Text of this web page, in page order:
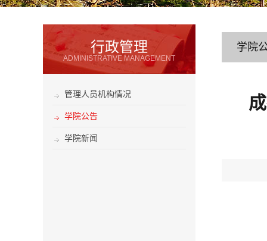
行政管理
ADMINISTRATIVE MANAGEMENT
管理人员机构情况
学院公告
学院新闻
学院